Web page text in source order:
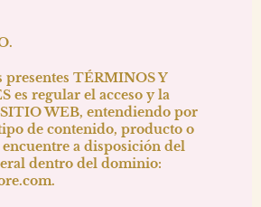
presentes TÉRMINOS Y
es regular el acceso y la
WEB, entendiendo por
de contenido, producto o
a disposición del
dentro del dominio:
.